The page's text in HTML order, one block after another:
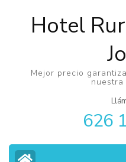
Hotel
Mejor precio
626